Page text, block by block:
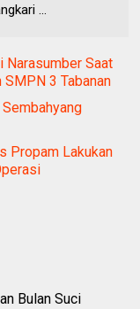
...
Narasumber Saat
3 Tabanan
Propam Lakukan
Bulan Suci